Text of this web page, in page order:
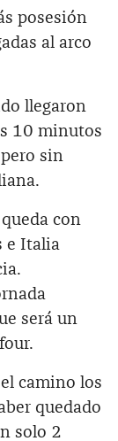
posesión
al arco
llegaron
10 minutos
sin
con
e Italia
será un
camino los
quedado
solo 2